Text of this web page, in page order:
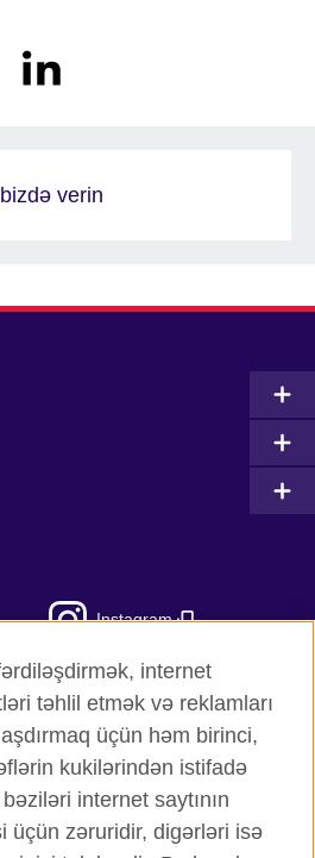
verin
Instagram
TikTokinternet
təhlil etmək və reklamları
üçün həm birinci,
kukilərindən istifadə
internet saytının
üçün zəruridir, digərləri isə